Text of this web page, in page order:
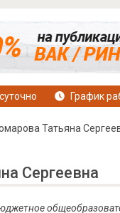
График
Татьяна
Сергеевна